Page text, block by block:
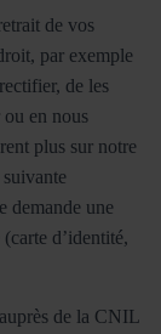
de vos
par exemple
de les
en nous
plus sur notre
demande une
d’identité,
de la CNIL